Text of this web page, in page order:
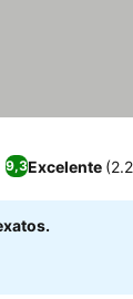
9,3Excelente